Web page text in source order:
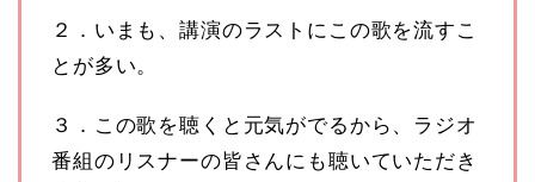
２．いまも、講演のラストにこの歌を流すこ
とが多い。
３．この歌を聴くと元気がでるから、ラジオ
番組のリスナーの皆さんにも聴いていただき